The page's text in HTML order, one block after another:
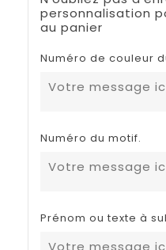
personnalisation
au panier
Numéro de couleur
Numéro du motif.
Prénom ou texte à